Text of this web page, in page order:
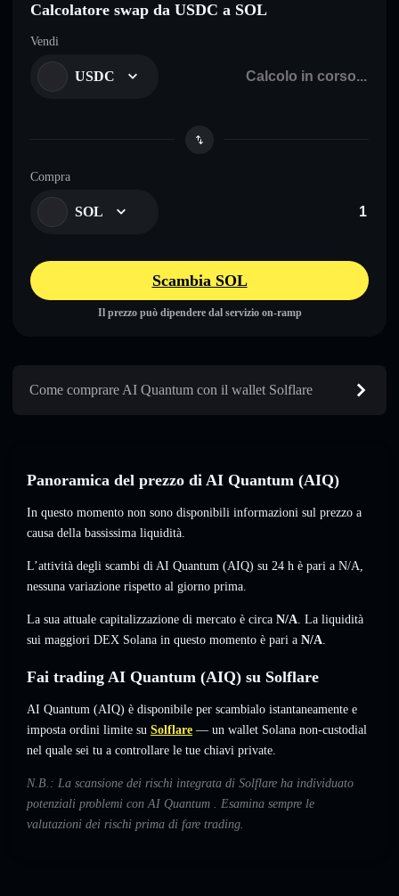
Calcolatore swap da USDC a SOL
Vendi
USDC
Compra
SOL
Scambia SOL
Il prezzo può dipendere dal servizio on-ramp
Come comprare AI Quantum con il wallet Solflare
Panoramica del prezzo di AI Quantum (AIQ)
In questo momento non sono disponibili informazioni sul prezzo a
causa della bassissima liquidità.
L’attività degli scambi di AI Quantum (AIQ) su 24 h è pari a N/A,
nessuna variazione rispetto al giorno prima.
La sua attuale capitalizzazione di mercato è circa N/A. La liquidità
sui maggiori DEX Solana in questo momento è pari a N/A.
Fai trading AI Quantum (AIQ) su Solflare
AI Quantum (AIQ) è disponibile per scambialo istantaneamente e
imposta ordini limite su Solflare — un wallet Solana non-custodial
nel quale sei tu a controllare le tue chiavi private.
N.B.: La scansione dei rischi integrata di Solflare ha individuato
potenziali problemi con AI Quantum . Esamina sempre le
valutazioni dei rischi prima di fare trading.